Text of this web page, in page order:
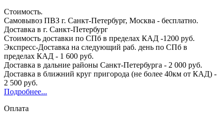
Стоимость.
Самовывоз ПВЗ г. Санкт-Петербург, Москва - бесплатно.
Доставка в г. Санкт-Петербург
Стоимость доставки по СПб в пределах КАД -1200 руб.
Экспресс-Доставка на следующий раб. день по СПб в
пределах КАД - 1 600 руб.
Доставка в дальние районы Санкт-Петербурга - 2 000 руб.
Доставка в ближний круг пригорода (не более 40км от КАД) -
2 500 руб.
Подробнее...
Оплата